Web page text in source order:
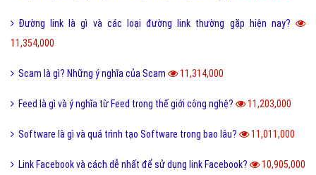
Đường link là gì và các loại đường link thường gặp hiện nay?
11,354,000
Scam là gì? Những ý nghĩa của Scam 11,314,000
Feed là gì và ý nghĩa từ Feed trong thế giới công nghệ? 11,203,000
Software là gì và quá trình tạo Software trong bao lâu? 11,011,000
Link Facebook và cách dễ nhất để sử dụng link Facebook? 10,905,000